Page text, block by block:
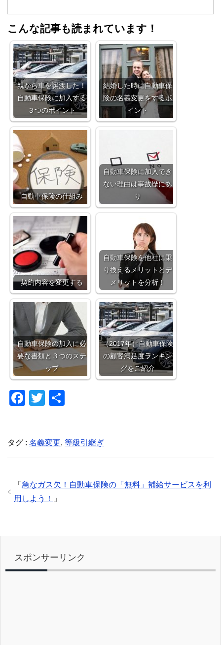
こんな記事も読まれています！
親から車を譲渡した！
自動車保険に加入する
３つのポイント
結婚した時に自動車保
険の名義変更をするポ
イント
自動車保険の仕組み
自動車保険に加入でき
ない理由は事故歴にあ
り
契約内容を変更する
自動車保険を他社に乗
り換えるメリットとデ
メリットを分析！
自動車保険の加入に必
要な書類と３つのステ
ップ
（2017年）自動車保険
の顧客満足度ランキン
グをご紹介
F
e
b
o
o
k
T
er
タグ : 名義変更, 等級引継ぎ
「 急なガス欠！自動車保険の「無料」補給サービスを利
用しよう！
」
スポンサーリンク